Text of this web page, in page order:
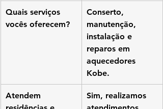
Quais serviços
vocês oferecem?
Conserto,
manutenção,
instalação e
reparos em
aquecedores
Kobe.
Atendem
Sim, realizamos